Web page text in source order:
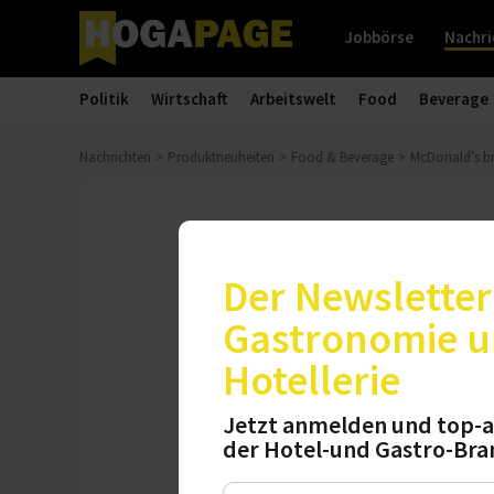
Jobbörse
Politik Wirtschaft Arbeitswelt Food Beverage
Nachrichten Produktneuheiten Food & Beverage McDonald’s
McDonald’s
„Mission: World
Deutschland. Ab
des
Dienstag, 30.06.2026, 14:25
Der
Gastronomie
Hotellerie
Jetzt anmelden und top-
der Hotel-und Gastro-